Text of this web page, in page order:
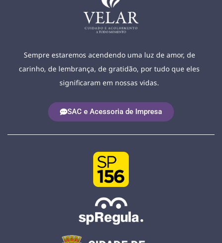
Sempre estaremos acendendo uma luz de amor, de
carinho, de lembrança, de gratidão, por tudo que eles
significaram em nossas vidas.
SAC e Acessoria de Impresa